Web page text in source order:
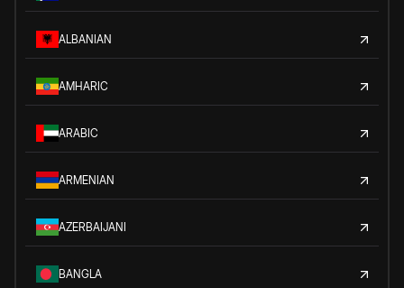
ALBANIAN
AMHARIC
ARABIC
ARMENIAN
AZERBAIJANI
BANGLA